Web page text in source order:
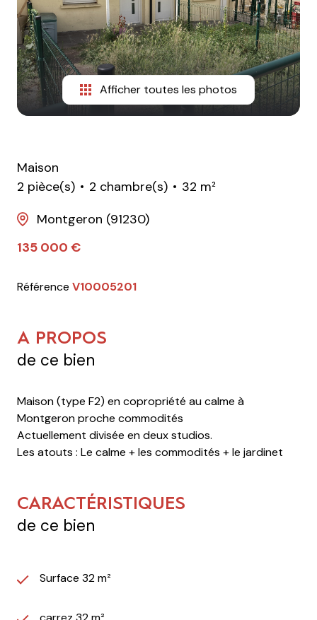
Afficher toutes les photos
Maison
2 pièce(s)
2 chambre(s)
32 m²
Montgeron (91230)
135 000 €
Référence V10005201
A PROPOS
de ce bien
Maison (type F2) en copropriété au calme à
Montgeron proche commodités
Actuellement divisée en deux studios.
Les atouts : Le calme + les commodités + le jardinet
CARACTÉRISTIQUES
de ce bien
Surface 32 m²